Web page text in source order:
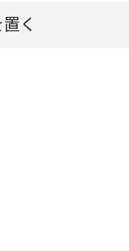
く